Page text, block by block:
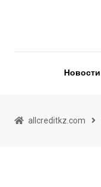
Новости
allcreditkz.com